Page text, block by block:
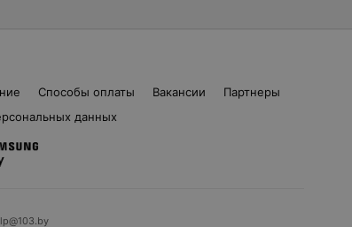
Способы оплаты Вакансии
Партнеры
данных